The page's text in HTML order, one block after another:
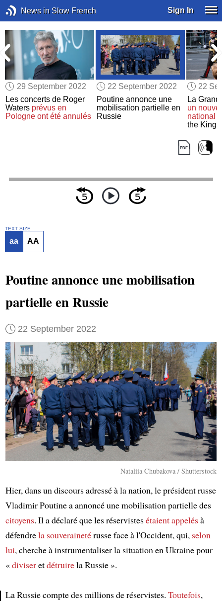
News in Slow French Sign In
29 September 2022
Les concerts de Roger
Waters prévus en
Pologne ont été annulés
22 September 2022
Poutine annonce une
mobilisation partielle en
Russie
22
La
un
national
the King
TEXT SIZE
aa AA
Poutine annonce une mobilisation
partielle en Russie
22 September 2022
Nataliia Chubakova / Shutterstock
Hier, dans un discours adressé à la nation, le président russe
Vladimir Poutine a annoncé une mobilisation partielle des
citoyens. Il a déclaré que les réservistesétaient appelésà
défendrela souverainetérusse face à l'Occident, qui, selon
lui, cherche à instrumentaliser la situation en Ukraine pour
«diviseretdétruirela Russie ».
La Russie compte des millions de réservistes. Toutefois,